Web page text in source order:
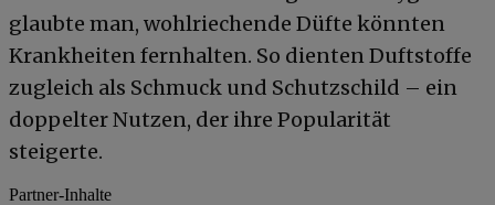
glaubte man, wohlriechende Düfte könnten
Krankheiten fernhalten. So dienten Duftstoffe
zugleich als Schmuck und Schutzschild – ein
doppelter Nutzen, der ihre Popularität
steigerte.
Partner-Inhalte